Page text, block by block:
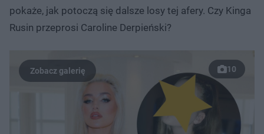
pokaże, jak potoczą się dalsze losy tej afery. Czy Kinga
Rusin przeprosi Caroline Derpieński?
10